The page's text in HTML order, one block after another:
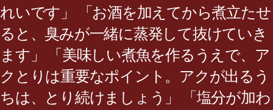
れいです」 「お酒を加えてから煮立たせ
ると、臭みが一緒に蒸発して抜けていき
ます」 「美味しい煮魚を作るうえで、ア
クとりは重要なポイント。アクが出るう
ちは、とり続けましょう」 「塩分が加わ